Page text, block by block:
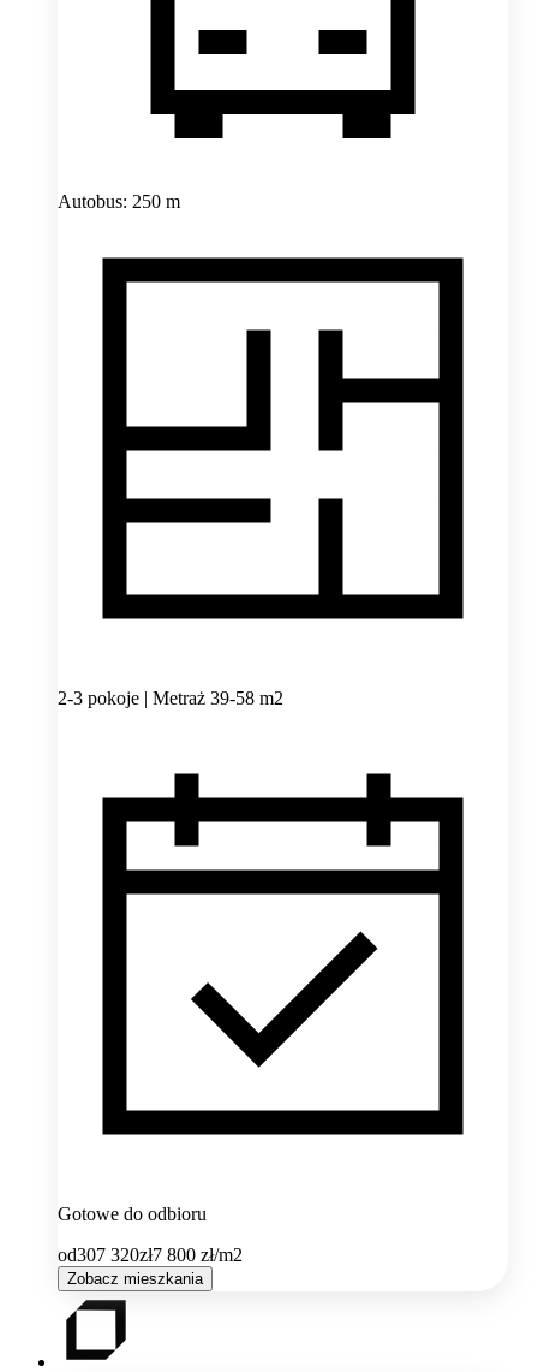
Autobus: 250 m
2-3 pokoje | Metraż 39-58 m2
Gotowe do odbioru
od307 320zł7 800 zł/m2
Zobacz mieszkania